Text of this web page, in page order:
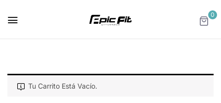
0
Tu Carrito Está Vacío.